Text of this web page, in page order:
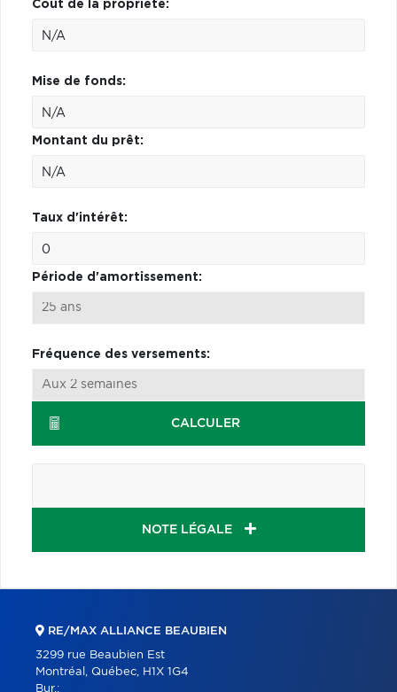
Coût de la propriété:
Mise de fonds:
Montant du prêt:
Taux d'intérêt:
Période d'amortissement:
Fréquence des versements:
CALCULER
NOTE LÉGALE
RE/MAX ALLIANCE BEAUBIEN
3299 rue Beaubien Est
Montréal, Québec, H1X 1G4
Bur.: